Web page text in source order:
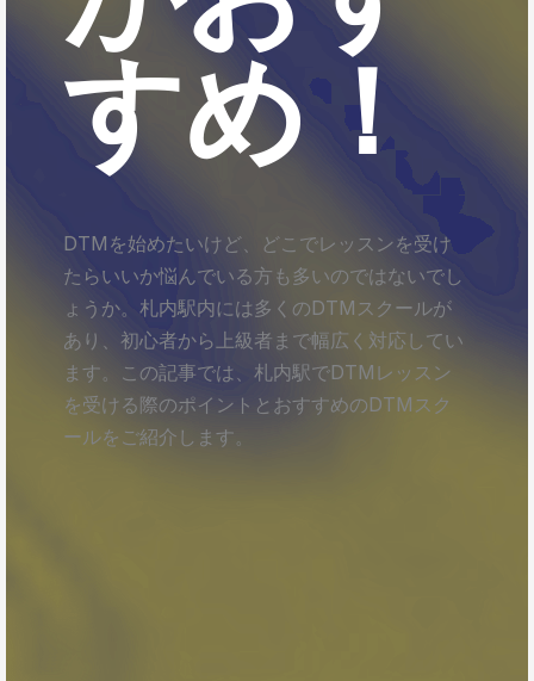
すめ！
DTMを始めたいけど、どこでレッスンを受け
たらいいか悩んでいる方も多いのではないでし
ょうか。札内駅内には多くのDTMスクールが
あり、初心者から上級者まで幅広く対応してい
ます。この記事では、札内駅でDTMレッスン
を受ける際のポイントとおすすめのDTMスク
ールをご紹介します。